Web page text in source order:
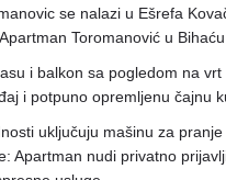
se nalazi u Ešrefa
Toromanović u
i balkon sa pogledom na
i potpuno opremljenu čajnu
uključuju mašinu za
Apartman nudi privatno